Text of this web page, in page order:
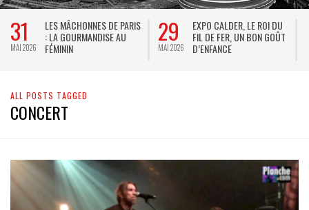
31
MAI 2026
LES MÂCHONNES DE PARIS
: LA GOURMANDISE AU
FÉMININ
29
MAI 2026
EXPO CALDER, LE ROI DU
FIL DE FER, UN BON GOÛT
D’ENFANCE
ALL POSTS TAGGED
CONCERT